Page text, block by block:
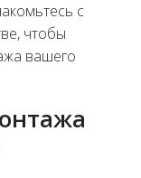
с
чтобы
вашего